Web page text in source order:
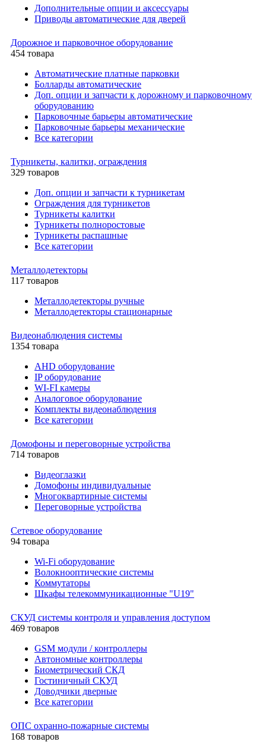
Дополнительные опции и аксессуары
Приводы автоматические для дверей
Дорожное и парковочное оборудование
454 товара
Автоматические платные парковки
Болларды автоматические
Доп. опции и запчасти к дорожному и парковочному
оборудованию
Парковочные барьеры автоматические
Парковочные барьеры механические
Все категории
Турникеты, калитки, ограждения
329 товаров
Доп. опции и запчасти к турникетам
Ограждения для турникетов
Турникеты калитки
Турникеты полноростовые
Турникеты распашные
Все категории
Металлодетекторы
117 товаров
Металлодетекторы ручные
Металлодетекторы стационарные
Видеонаблюдения cистемы
1354 товара
AHD оборудование
IP оборудование
WI-FI камеры
Аналоговое оборудование
Комплекты видеонаблюдения
Все категории
Домофоны и переговорные устройства
714 товаров
Видеоглазки
Домофоны индивидуальные
Многоквартирные системы
Переговорные устройства
Сетевое оборудование
94 товара
Wi-Fi оборудование
Волокнооптические системы
Коммутаторы
Шкафы телекоммуникационные "U19"
СКУД системы контроля и управления доступом
469 товаров
GSM модули / контроллеры
Автономные контроллеры
Биометрический СКД
Гостиничный СКУД
Доводчики дверные
Все категории
ОПС охранно-пожарные системы
168 товаров